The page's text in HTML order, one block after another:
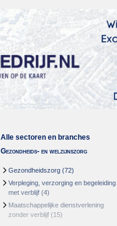
Alle sectoren en branches
Gezondheids- en welzijnszorg
Gezondheidszorg (72)
Verpleging, verzorging en begeleiding
met verblijf (4)
Maatschappelijke dienstverlening
zonder verblijf (15)